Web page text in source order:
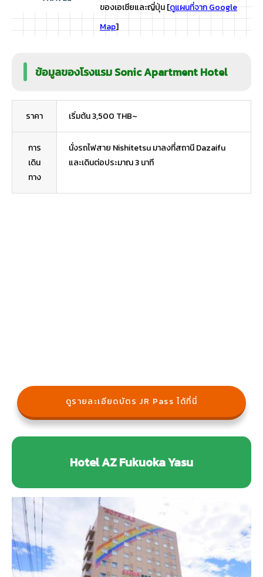
ของเอเชียและญี่ปุ่น [ดูแผนที่จาก Google
Map]
ข้อมูลของโรงแรม Sonic Apartment Hotel
ราคา เริ่มต้น 3,500 THB~
การ
เดิน
ทาง
นั่งรถไฟสาย Nishitetsu มาลงที่สถานี Dazaifu
และเดินต่อประมาณ 3 นาที
ดูรายละเอียดบัตร JR Pass ได้ที่นี่
Hotel AZ Fukuoka Yasu